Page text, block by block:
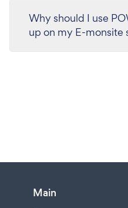
Why should I use
up on my E-monsite
Main